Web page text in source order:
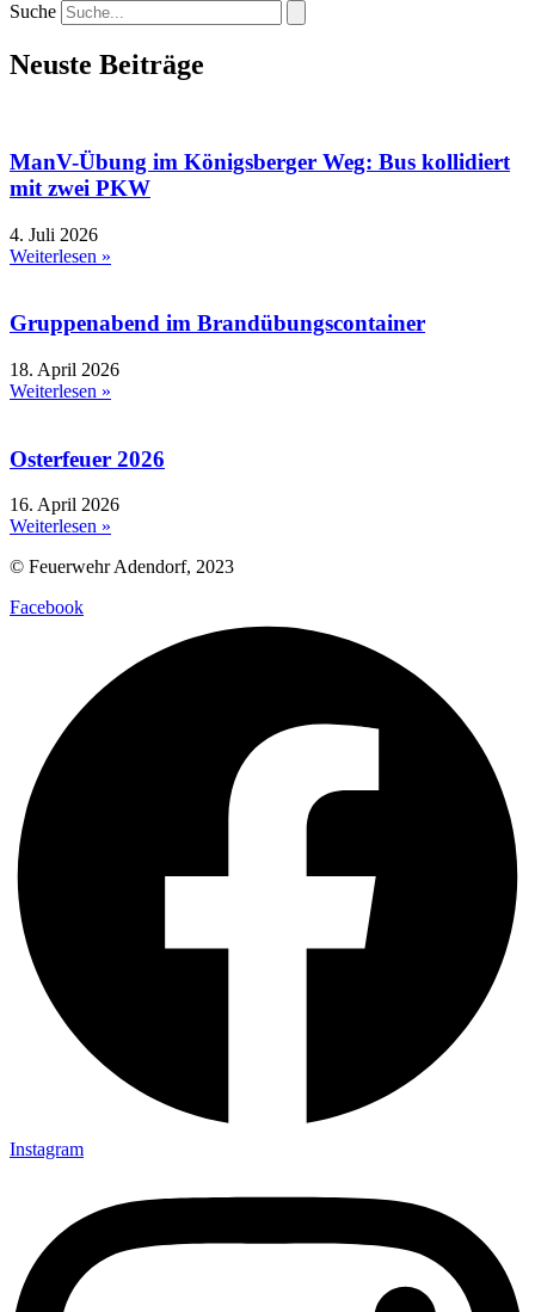
Suche
Neuste Beiträge
ManV-Übung im Königsberger Weg: Bus kollidiert
mit zwei PKW
4. Juli 2026
Weiterlesen »
Gruppenabend im Brandübungscontainer
18. April 2026
Weiterlesen »
Osterfeuer 2026
16. April 2026
Weiterlesen »
© Feuerwehr Adendorf, 2023
Facebook
Instagram